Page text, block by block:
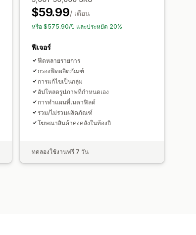
$59.99/ เดือน
หรือ $575.90/ปี และประหยัด 20%
ฟีเจอร์
ฟีดหลายรายการ
กรองฟีดผลิตภัณฑ์
การแก้ไขเป็นกลุ่ม
อัปโหลดรูปภาพที่กำหนดเอง
การทำแผนที่เมตาฟิลด์
รวม/ไม่รวมผลิตภัณฑ์
โฆษณาสินค้าคงคลังในท้องถิ
ทดลองใช้งานฟรี 7 วัน